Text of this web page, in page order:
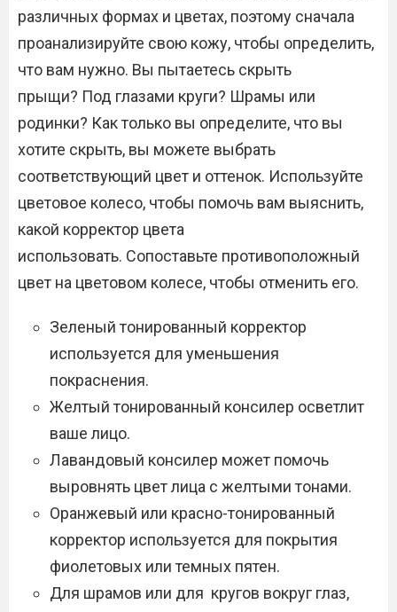
различных формах и цветах, поэтому сначала
проанализируйте свою кожу, чтобы определить,
что вам нужно. Вы пытаетесь скрыть
прыщи? Под глазами круги? Шрамы или
родинки? Как только вы определите, что вы
хотите скрыть, вы можете выбрать
соответствующий цвет и оттенок. Используйте
цветовое колесо, чтобы помочь вам выяснить,
какой корректор цвета
использовать. Сопоставьте противоположный
цвет на цветовом колесе, чтобы отменить его.
Зеленый тонированный корректор
используется для уменьшения
покраснения.
Желтый тонированный консилер осветлит
ваше лицо.
Лавандовый консилер может помочь
выровнять цвет лица с желтыми тонами.
Оранжевый или красно-тонированный
корректор используется для покрытия
фиолетовых или темных пятен.
Для шрамов или для кругов вокруг глаз,